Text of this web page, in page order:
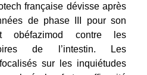
française dévisse après
de phase III pour son
obéfazimod contre les
de l’intestin. Les
sur les inquiétudes